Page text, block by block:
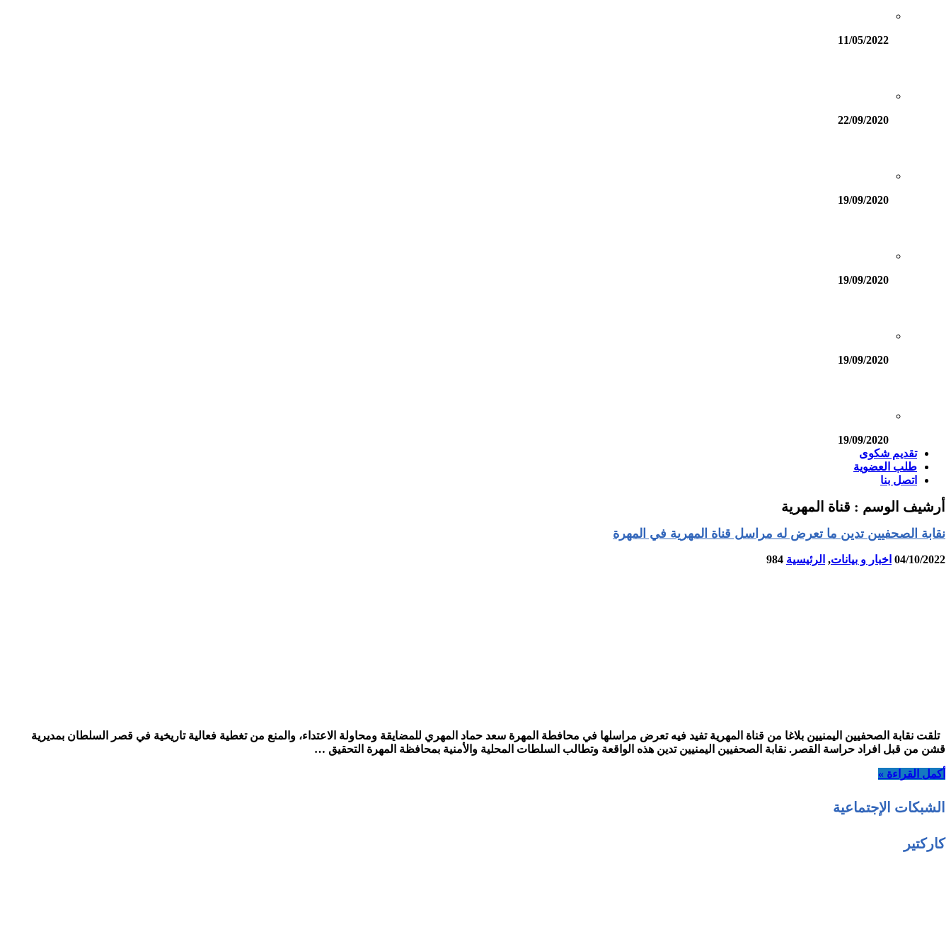
11/05/2022
22/09/2020
19/09/2020
19/09/2020
19/09/2020
19/09/2020
تقديم شكوى
طلب العضوية
اتصل بنا
أرشيف الوسم : قناة المهرية
نقابة الصحفيين تدين ما تعرض له مراسل قناة المهرية في المهرة
04/10/2022 اخبار و بيانات, الرئيسية 984
تلقت نقابة الصحفيين اليمنيين بلاغا من قناة المهرية تفيد فيه تعرض مراسلها في محافطة المهرة سعد حماد المهري للمضايقة ومحاولة الاعتداء، والمنع من تغطية فعالية تاريخية في قصر السلطان بمديرية
قشن من قبل افراد حراسة القصر. نقابة الصحفيين اليمنيين تدين هذه الواقعة وتطالب السلطات المحلية والأمنية بمحافظة المهرة التحقيق …
أكمل القراءة »
الشبكات الإجتماعية
كاركتير